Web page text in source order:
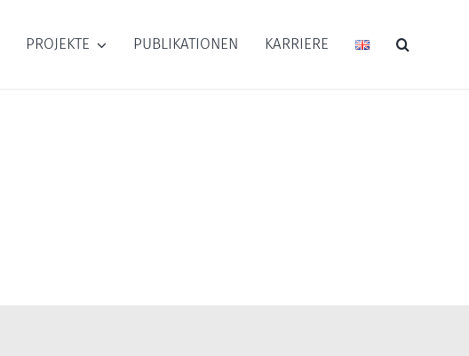
PROJEKTE PUBLIKATIONEN KARRIERE